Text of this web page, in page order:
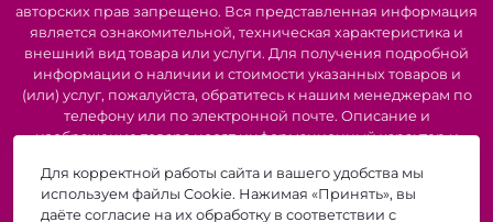
авторских прав запрещено. Вся представленная информация
является ознакомительной, техническая характеристика и
внешний вид товара или услуги. Для получения подробной
информации о наличии и стоимости указанных товаров и
(или) услуг, пожалуйста, обратитесь к нашим менеджерам по
телефону или по электронной почте. Описание и
изображение товара носят информационный характер и
представленных в технической документации производителя.
Производители о предоставлении за собой права на
Для корректной работы сайта и вашего удобства мы
используем файлы Cookie. Нажимая «Принять», вы
даёте согласие на их обработку в соответствии с